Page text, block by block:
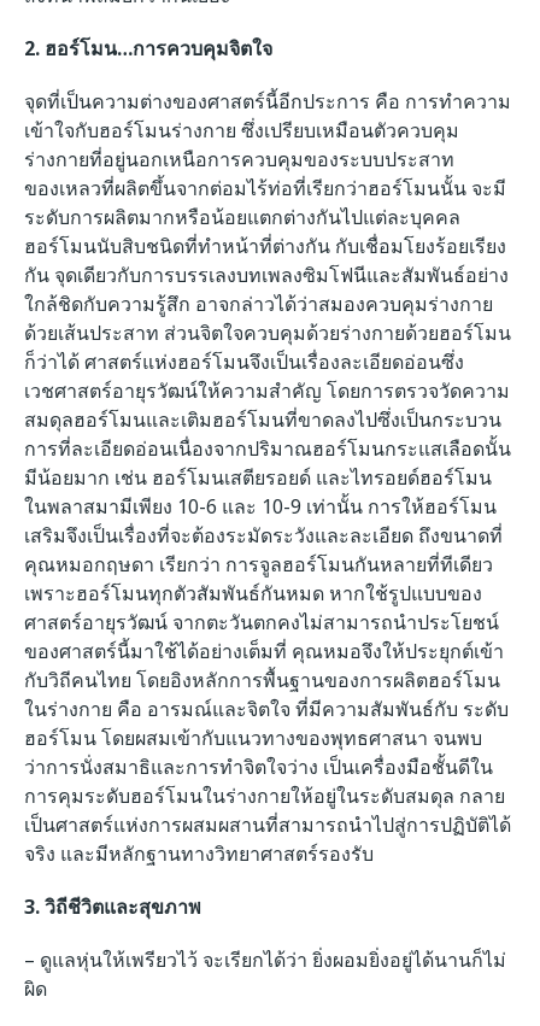
2. ฮอร์โมน…การควบคุมจิตใจ
จุดที่เป็นความต่างของศาสตร์นี้อีกประการ คือ การทำความ
เข้าใจกับฮอร์โมนร่างกาย ซึ่งเปรียบเหมือนตัวควบคุม
ร่างกายที่อยู่นอกเหนือการควบคุมของระบบประสาท
ของเหลวที่ผลิตขึ้นจากต่อมไร้ท่อที่เรียกว่าฮอร์โมนนั้น จะมี
ระดับการผลิตมากหรือน้อยแตกต่างกันไปแต่ละบุคคล
ฮอร์โมนนับสิบชนิดที่ทำหน้าที่ต่างกัน กับเชื่อมโยงร้อยเรียง
กัน จุดเดียวกับการบรรเลงบทเพลงซิมโฟนีและสัมพันธ์อย่าง
ใกล้ชิดกับความรู้สึก อาจกล่าวได้ว่าสมองควบคุมร่างกาย
ด้วยเส้นประสาท ส่วนจิตใจควบคุมด้วยร่างกายด้วยฮอร์โมน
ก็ว่าได้ศาสตร์แห่งฮอร์โมนจึงเป็นเรื่องละเอียดอ่อนซึ่ง
เวชศาสตร์อายุรวัฒน์ให้ความสำคัญ โดยการตรวจวัดความ
สมดุลฮอร์โมนและเติมฮอร์โมนที่ขาดลงไปซึ่งเป็นกระบวน
การที่ละเอียดอ่อนเนื่องจากปริมาณฮอร์โมนกระแสเลือดนั้น
มีน้อยมาก เช่น ฮอร์โมนเสตียรอยด์ และไทรอยด์ฮอร์โมน
ในพลาสมามีเพียง 10-6 และ 10-9 เท่านั้น การให้ฮอร์โมน
เสริมจึงเป็นเรื่องที่จะต้องระมัดระวังและละเอียด ถึงขนาดที่
คุณหมอกฤษดา เรียกว่า การจูลฮอร์โมนกันหลายที่ทีเดียว
เพราะฮอร์โมนทุกตัวสัมพันธ์กันหมดหากใช้รูปแบบของ
ศาสตร์อายุรวัฒน์ จากตะวันตกคงไม่สามารถนำประโยชน์
ของศาสตร์นี้มาใช้ได้อย่างเต็มที่ คุณหมอจึงให้ประยุกต์เข้า
กับวิถีคนไทย โดยอิงหลักการพื้นฐานของการผลิตฮอร์โมน
ในร่างกาย คือ อารมณ์และจิตใจ ที่มีความสัมพันธ์กับ ระดับ
ฮอร์โมน โดยผสมเข้ากับแนวทางของพุทธศาสนา จนพบ
ว่าการนั่งสมาธิและการทำจิตใจว่าง เป็นเครื่องมือชั้นดีใน
การคุมระดับฮอร์โมนในร่างกายให้อยู่ในระดับสมดุล กลาย
เป็นศาสตร์แห่งการผสมผสานที่สามารถนำไปสู่การปฏิบัติได้
จริง และมีหลักฐานทางวิทยาศาสตร์รองรับ
3. วิถีชีวิตและสุขภาพ
– ดูแลหุ่นให้เพรียวไว้ จะเรียกได้ว่า ยิ่งผอมยิ่งอยู่ได้นานก็ไม่
ผิด